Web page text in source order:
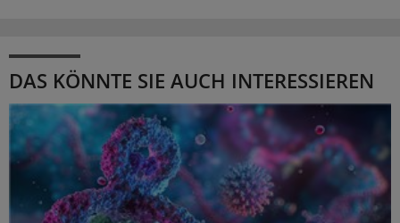
DAS KÖNNTE SIE AUCH INTERESSIEREN